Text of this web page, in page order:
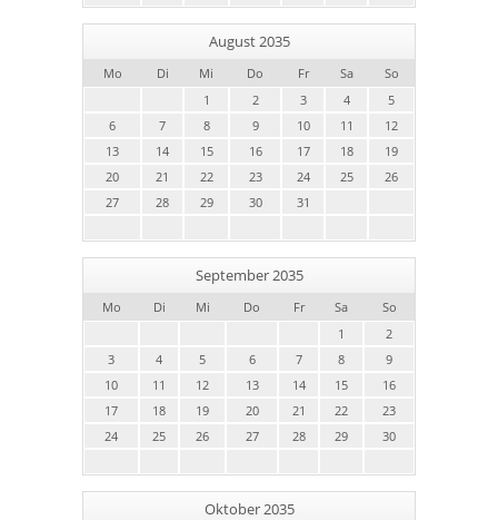
August 2035
Mo Di Mi Do Fr Sa
So
1
2 3 4
5
6
7 8 9 10 11
12
13
14 15 16 17 18
19
20
21 22 23 24 25
26
27
28 29 30 31
September 2035
Mo Di Mi Do Fr Sa
So
1
2
3
4 5 6 7 8
9
10
11 12 13 14 15
16
17
18 19 20 21 22
23
24
25 26 27 28 29 30
Oktober 2035